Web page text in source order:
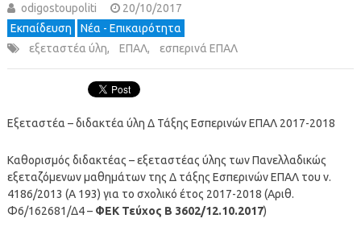
odigostoupoliti
20/10/2017
Εκπαίδευση
Νέα - Επικαιρότητα
εξεταστέα ύλη, ΕΠΑΛ, εσπερινά ΕΠΑΛ
Εξεταστέα – διδακτέα ύλη Δ Τάξης Εσπερινών ΕΠΑΛ 2017-2018
Καθορισμός διδακτέας – εξεταστέας ύλης των Πανελλαδικώς
εξεταζόμενων μαθημάτων της Δ τάξης Εσπερινών ΕΠΑΛ του ν.
4186/2013 (Α 193) για το σχολικό έτος 2017-2018 (Αριθ.
Φ6/162681/Δ4 – ΦΕΚ Τεύχος Β 3602/12.10.2017)